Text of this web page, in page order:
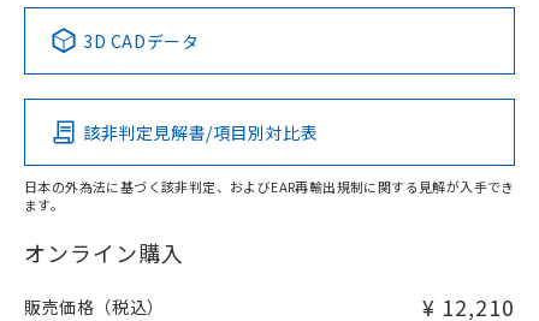
上、n: 20mm以上
検出領域
Pb Hg Cd Cr(VI)
O
在庫等で未対応品が混在する可能性があります。
問い合わせください。
この製品の規格認証/適合状況ページへ
その他の認証はこちらのページからご検索ください
3D CADデータ
該非判定見解書/項目別対比表
日本の外為法に基づく該非判定、およびEAR再輸出規制に関する見解が入手でき
ます。
オンライン購入
販売価格（税込） ¥ 12,210